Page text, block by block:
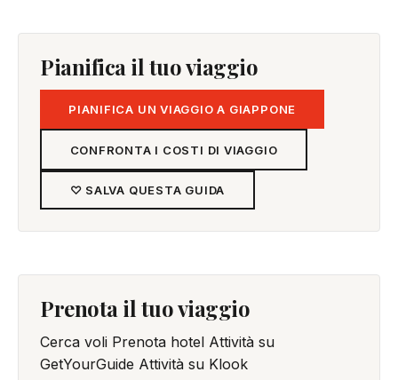
Pianifica il tuo viaggio
PIANIFICA UN VIAGGIO A GIAPPONE
CONFRONTA I COSTI DI VIAGGIO
♡ SALVA QUESTA GUIDA
Prenota il tuo viaggio
Cerca voli Prenota hotel Attività su
GetYourGuide Attività su Klook